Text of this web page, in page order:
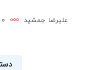
علیرضا جمشید 0 COMMENTS